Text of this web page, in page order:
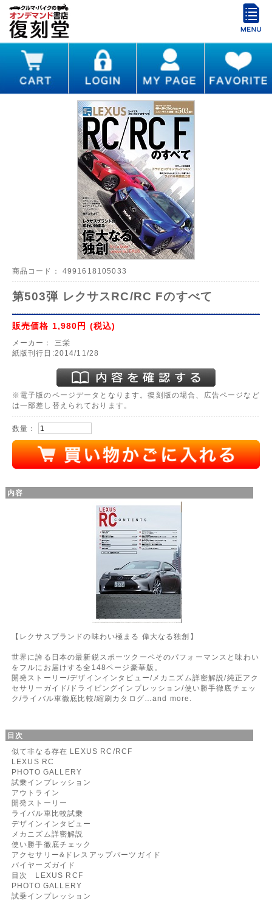
商品コード： 4991618105033
第503弾 レクサスRC/RC Fのすべて
販売価格 1,980円 (税込)
メーカー：
三栄
紙版刊行日:2014/11/28
※電子版のページデータとなります。復刻版の場合、広告ページなど
は一部差し替えられております。
数量：
内容
【レクサスブランドの味わい極まる 偉大なる独創】
世界に誇る日本の最新鋭スポーツクーペそのパフォーマンスと味わい
をフルにお届けする全148ページ豪華版。
開発ストーリー/デザインインタビュー/メカニズム詳密解説/純正アク
セサリーガイド/ドライビングインプレッション/使い勝手徹底チェッ
ク/ライバル車徹底比較/縮刷カタログ…and more.
目次
似て非なる存在 LEXUS RC/RCF
LEXUS RC
PHOTO GALLERY
試乗インプレッション
アウトライン
開発ストーリー
ライバル車比較試乗
デザインインタビュー
メカニズム詳密解説
使い勝手徹底チェック
アクセサリー&ドレスアップパーツガイド
バイヤーズガイド
目次 LEXUS RCF
PHOTO GALLERY
試乗インプレッション